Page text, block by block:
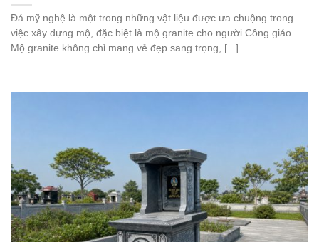
Đá mỹ nghệ là một trong những vật liệu được ưa chuộng trong
việc xây dựng mộ, đặc biệt là mộ granite cho người Công giáo.
Mộ granite không chỉ mang vẻ đẹp sang trọng, [...]